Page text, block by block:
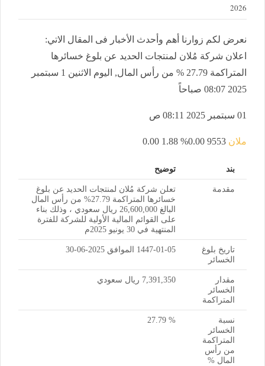
2026
نعرض لكم زوارنا أهم وأحدث الأخبار فى المقال الاتي:
اعلان شركة مُلان لمنتجات الحديد عن بلوغ خسائرها
المتراكمة 27.79 % من رأس المال, اليوم الاثنين 1 سبتمبر
2025 08:07 صباحاً
01 سبتمبر 2025 08:11 ص
ملان 9553
0.00%
1.88
0.00
بند توضيح
مقدمة
تعلن شركة مُلان لمنتجات الحديد عن بلوغ
خسائرها المتراكمة 27.79% من رأس المال
البالغ 26,600,000 ريال سعودي ، وذلك بناء
على القوائم المالية الأولية للشركة للفترة
المنتهية في 30 يونيو 2025م
تاريخ بلوغ
الخسائر
1447-01-05 الموافق 2025-06-30
مقدار
الخسائر
المتراكمة
7,391,350 ريال سعودي
نسبة
الخسائر
المتراكمة
من رأس
المال %
% 27.79